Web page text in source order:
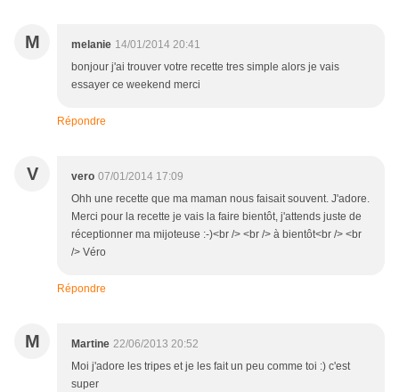
M melanie 14/01/2014 20:41
bonjour j'ai trouver votre recette tres simple alors je vais
essayer ce weekend merci
Répondre
V vero 07/01/2014 17:09
Ohh une recette que ma maman nous faisait souvent. J'adore.
Merci pour la recette je vais la faire bientôt, j'attends juste de
réceptionner ma mijoteuse :-)<br /> <br /> à bientôt<br /> <br
/> Véro
Répondre
M Martine 22/06/2013 20:52
Moi j'adore les tripes et je les fait un peu comme toi :) c'est
super